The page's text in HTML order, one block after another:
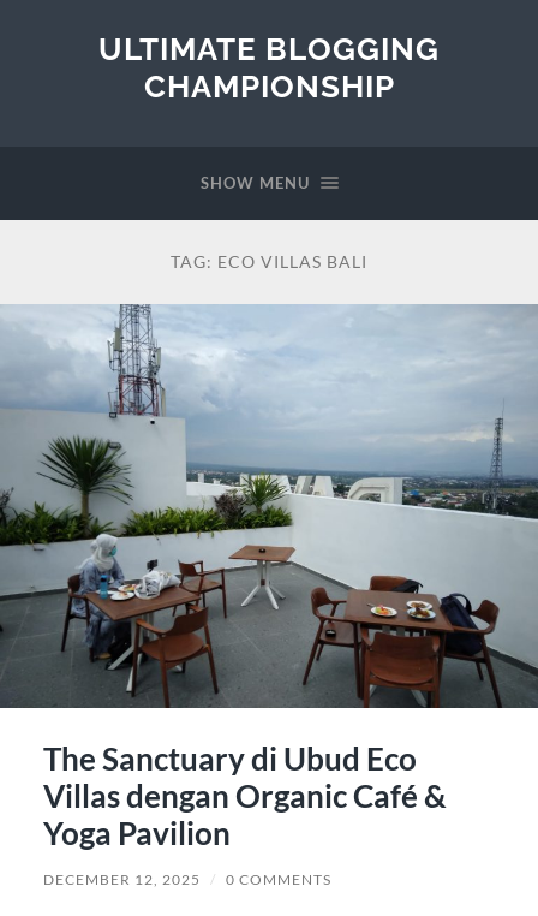
ULTIMATE BLOGGING
CHAMPIONSHIP
SHOW MENU
TAG: ECO VILLAS BALI
The Sanctuary di Ubud Eco
Villas dengan Organic Café &
Yoga Pavilion
DECEMBER 12, 2025 / 0 COMMENTS